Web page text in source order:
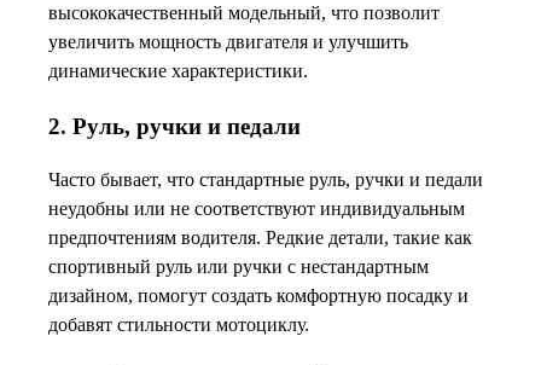
высококачественный модельный, что позволит
увеличить мощность двигателя и улучшить
динамические характеристики.
2. Руль, ручки и педали
Часто бывает, что стандартные руль, ручки и педали
неудобны или не соответствуют индивидуальным
предпочтениям водителя. Редкие детали, такие как
спортивный руль или ручки с нестандартным
дизайном, помогут создать комфортную посадку и
добавят стильности мотоциклу.